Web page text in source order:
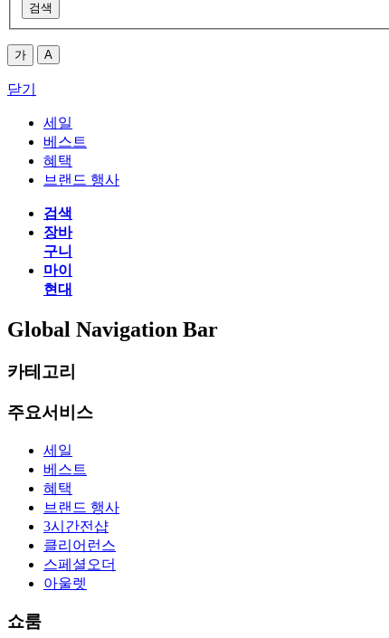
검색
가 A
닫기
세일
베스트
혜택
브랜드 행사
검색
장바
구니
마이
현대
Global Navigation Bar
카테고리
주요서비스
세일
베스트
혜택
브랜드 행사
3시간전샵
클리어런스
스페셜오더
아울렛
쇼룸